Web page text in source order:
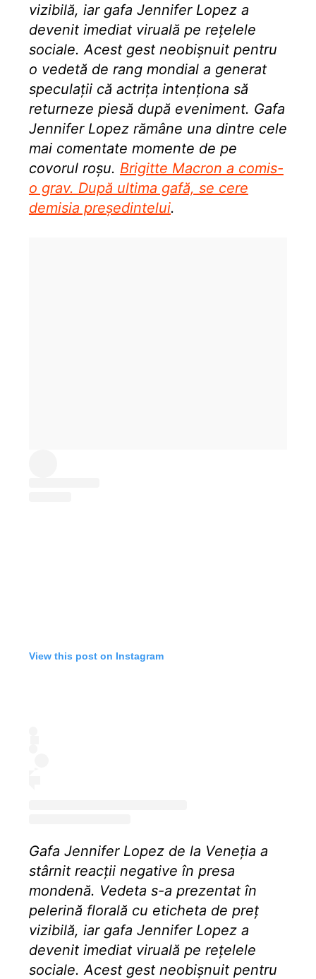
vizibilă, iar gafa Jennifer Lopez a
devenit imediat viruală pe rețelele
sociale. Acest gest neobișnuit pentru
o vedetă de rang mondial a generat
speculații că actrița intenționa să
returneze piesă după eveniment. Gafa
Jennifer Lopez rămâne una dintre cele
mai comentate momente de pe
covorul roșu. Brigitte Macron a comis-
o grav. După ultima gafă, se cere
demisia președintelui.
View this post on Instagram
Gafa Jennifer Lopez de la Veneția a
stârnit reacții negative în presa
mondenă. Vedeta s-a prezentat în
pelerină florală cu eticheta de preț
vizibilă, iar gafa Jennifer Lopez a
devenit imediat viruală pe rețelele
sociale. Acest gest neobișnuit pentru